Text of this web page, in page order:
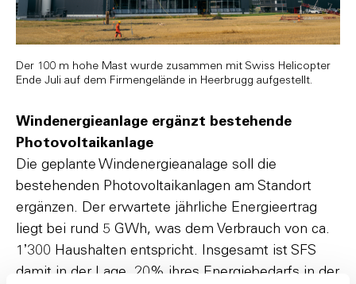
Der 100 m hohe Mast wurde zusammen mit Swiss Helicopter
Ende Juli auf dem Firmengelände in Heerbrugg aufgestellt.
Windenergieanlage ergänzt bestehende
Photovoltaikanlage
Die geplante Windenergieanalage soll die
bestehenden Photovoltaikanlagen am Standort
ergänzen. Der erwartete jährliche Energieertrag
liegt bei rund 5 GWh, was dem Verbrauch von ca.
1ʼ300 Haushalten entspricht. Insgesamt ist SFS
damit in der Lage, 20% ihres Energiebedarfs in der